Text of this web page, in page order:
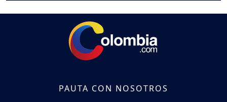
PAUTA CON NOSOTROS